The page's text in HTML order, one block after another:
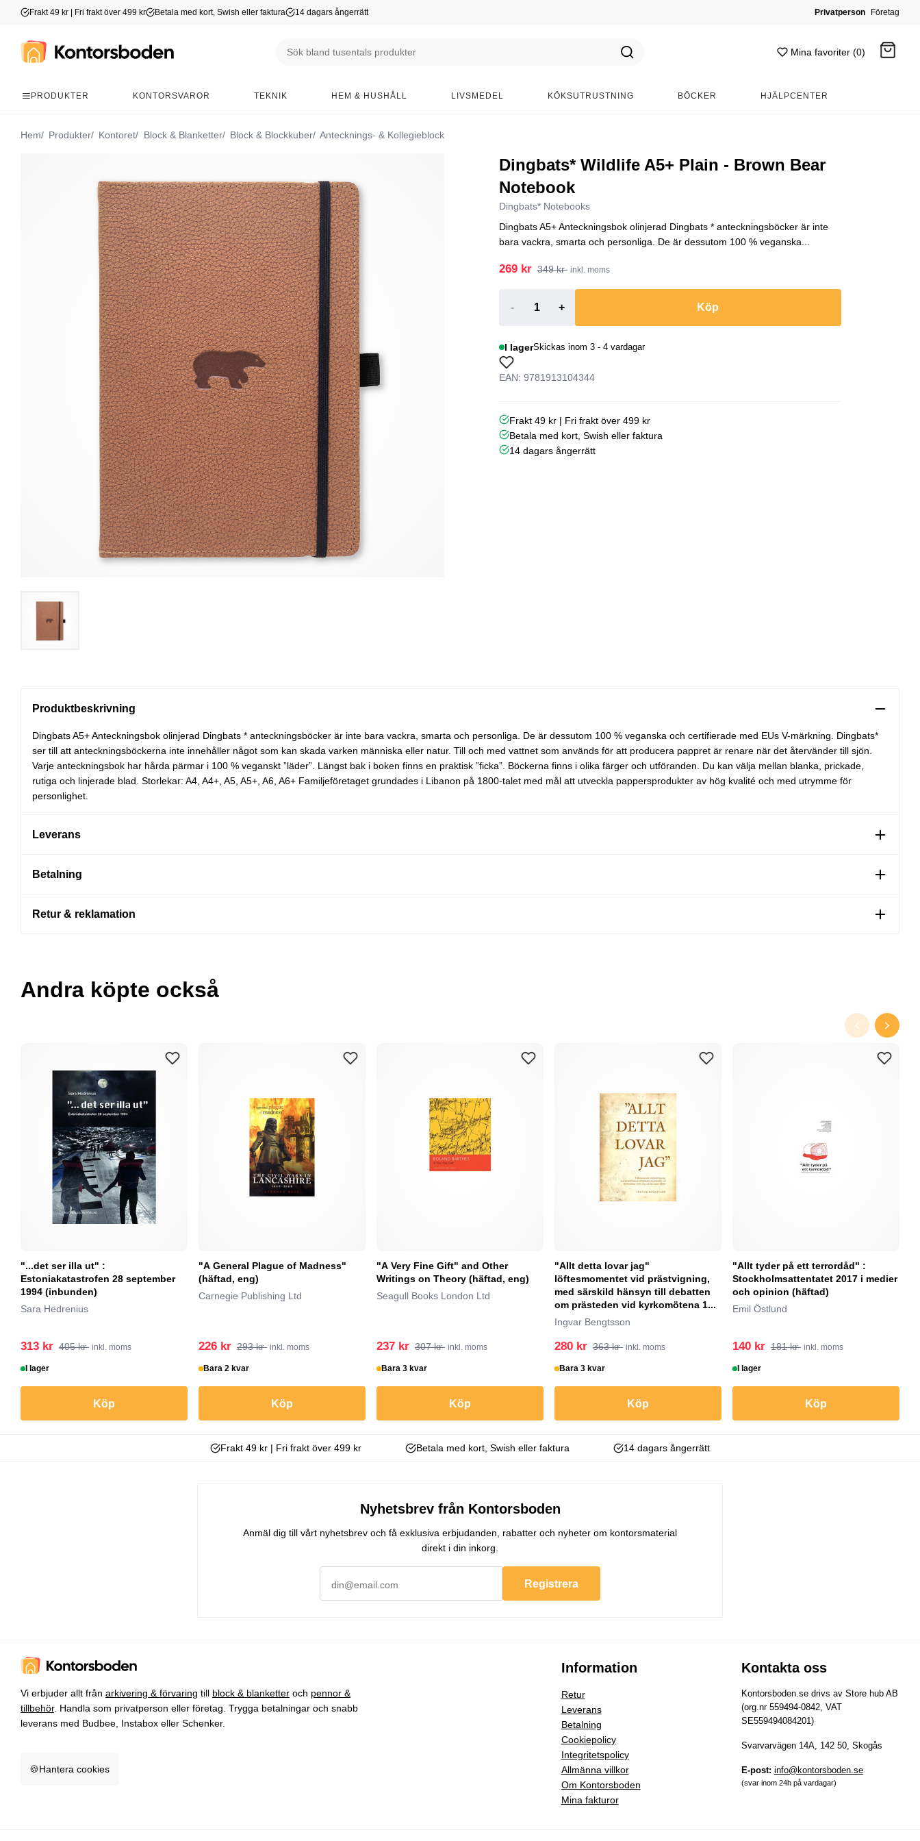
Frakt 49 kr | Fri frakt över 499 kr Betala med kort, Swish eller faktura 14 dagars ångerrätt Privatperson Företag
Mina favoriter (0)
PRODUKTER KONTORSVAROR TEKNIK HEM & HUSHÅLL LIVSMEDEL KÖKSUTRUSTNING BÖCKER HJÄLPCENTER
Hem Produkter Kontoret Block & Blanketter Block & Blockkuber Antecknings- & Kollegieblock
Dingbats* Wildlife A5+ Plain - Brown Bear
Notebook
Dingbats* Notebooks
Dingbats A5+ Anteckningsbok olinjerad Dingbats * anteckningsböcker är inte
bara vackra, smarta och personliga. De är dessutom 100 % veganska...
269 kr 349 kr inkl. moms
- + Köp
I lagerSkickas inom 3 - 4 vardagar
EAN: 9781913104344
Frakt 49 kr | Fri frakt över 499 kr
Betala med kort, Swish eller faktura
14 dagars ångerrätt
Produktbeskrivning
Dingbats A5+ Anteckningsbok olinjerad Dingbats * anteckningsböcker är inte bara vackra, smarta och personliga. De är dessutom 100 % veganska och certifierade med EUs V-märkning. Dingbats*
ser till att anteckningsböckerna inte innehåller något som kan skada varken människa eller natur. Till och med vattnet som används för att producera pappret är renare när det återvänder till sjön.
Varje anteckningsbok har hårda pärmar i 100 % veganskt ”läder”. Längst bak i boken finns en praktisk ”ficka”. Böckerna finns i olika färger och utföranden. Du kan välja mellan blanka, prickade,
rutiga och linjerade blad. Storlekar: A4, A4+, A5, A5+, A6, A6+ Familjeföretaget grundades i Libanon på 1800-talet med mål att utveckla pappersprodukter av hög kvalité och med utrymme för
personlighet.
Leverans
Betalning
Retur & reklamation
Andra köpte också
"...det ser illa ut" :
Estoniakatastrofen 28 september
1994 (inbunden)
Sara Hedrenius
313 kr 405 kr inkl. moms
I lager
Köp
"A General Plague of Madness"
(häftad, eng)
Carnegie Publishing Ltd
226 kr 293 kr inkl. moms
Bara 2 kvar
Köp
"A Very Fine Gift" and Other
Writings on Theory (häftad, eng)
Seagull Books London Ltd
237 kr 307 kr inkl. moms
Bara 3 kvar
Köp
"Allt detta lovar jag"
löftesmomentet vid prästvigning,
med särskild hänsyn till debatten
om prästeden vid kyrkomötena 1...
Ingvar Bengtsson
280 kr 363 kr inkl. moms
Bara 3 kvar
Köp
"Allt tyder på ett terrordåd" :
Stockholmsattentatet 2017 i medier
och opinion (häftad)
Emil Östlund
140 kr 181 kr inkl. moms
I lager
Köp
Frakt 49 kr | Fri frakt över 499 kr Betala med kort, Swish eller faktura 14 dagars ångerrätt
Nyhetsbrev från Kontorsboden
Anmäl dig till vårt nyhetsbrev och få exklusiva erbjudanden, rabatter och nyheter om kontorsmaterial
direkt i din inkorg.
Registrera
Vi erbjuder allt från arkivering & förvaring till block & blanketter och pennor &
tillbehör. Handla som privatperson eller företag. Trygga betalningar och snabb
leverans med Budbee, Instabox eller Schenker.
🍪Hantera cookies
Information
Retur
Leverans
Betalning
Cookiepolicy
Integritetspolicy
Allmänna villkor
Om Kontorsboden
Mina fakturor
Kontakta oss
Kontorsboden.se drivs av Store hub AB
(org.nr 559494-0842, VAT
SE559494084201)
Svarvarvägen 14A, 142 50, Skogås
E-post: info@kontorsboden.se
(svar inom 24h på vardagar)